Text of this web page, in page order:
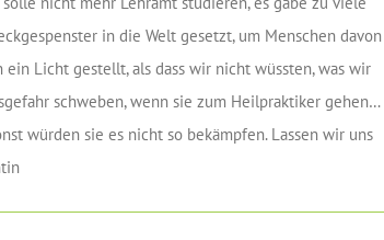
in die Welt gesetzt, um Menschen davon
Licht gestellt, als dass wir nicht wüssten, was wir
schweben, wenn sie zum Heilpraktiker gehen…
würden sie es nicht so bekämpfen. Lassen wir uns